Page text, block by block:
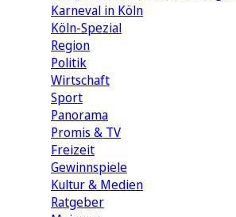
Karneval in Köln
Köln-Spezial
Region
Politik
Wirtschaft
Sport
Panorama
Promis & TV
Freizeit
Gewinnspiele
Kultur & Medien
Ratgeber